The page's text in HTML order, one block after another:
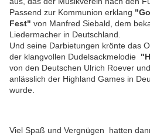
Passend zur Kommunion erklang
Fest" von Manfred Siebald, dem
Liedermacher in Deutschland.
Und seine Darbietungen krönte das
der klangvollen Dudelsackmelodie
von den Deutschen Ulrich Roever
anlässlich der Highland Games in
wurde.
Viel Spaß und Vergnügen hatten